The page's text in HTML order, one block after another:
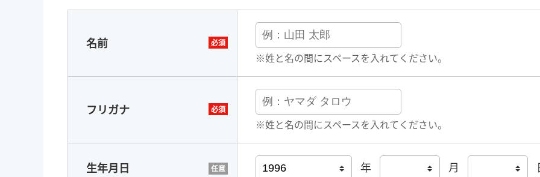
名前
※姓と名の間にスペースを入れてください。
フリガナ
※姓と名の間にスペースを入れてください。
生年月日 年 月